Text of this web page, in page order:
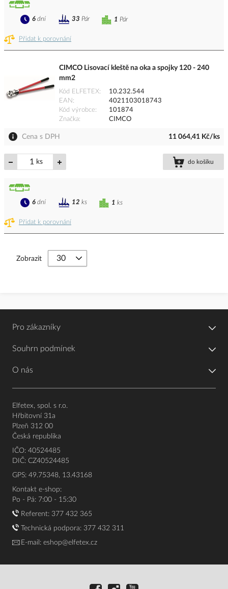
Přidat k porovnání
1 Pár
6 dní 33 Pár
CIMCO Lisovací kleště na oka a spojky 120 - 240
mm2
Kód ELFETEX
10.232.544
EAN
4021103018743
Kód výrobce
101874
Značka
CIMCO
Cena s DPH 11 064,41 Kč/ks
ks do košíku
Přidat k porovnání
1 ks
6 dní 12 ks
Zobrazit
Pro zákazníky
Souhrn podmínek
O nás
Elfetex, spol. s r.o.
Hřbitovní 31a
Plzeň 312 00
Česká republika
IČO: 40524485
DIČ: CZ40524485
GPS: 49.75348, 13.43168
Kontakt e-shop:
Po - Pá: 7:00 - 15:30
Referent: 377 432 365
Technická podpora: 377 432 311
E-mail: eshop@elfetex.cz